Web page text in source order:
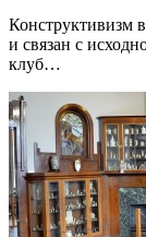
Конструктивизм
и связан с
клуб…